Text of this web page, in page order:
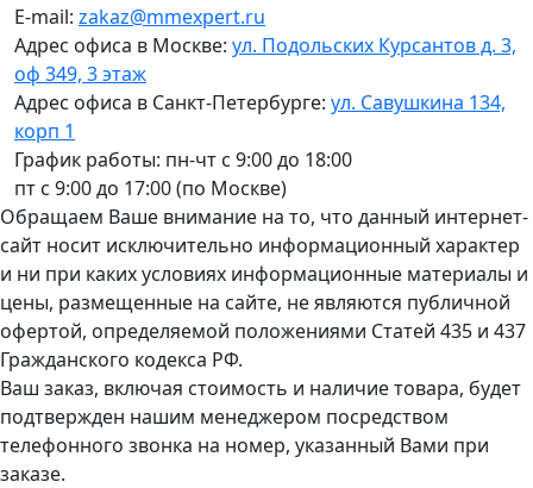
E-mail: zakaz@mmexpert.ru
Адрес офиса в Москве: ул. Подольских Курсантов д. 3,
оф 349, 3 этаж
Адрес офиса в Санкт-Петербурге: ул. Савушкина 134,
корп 1
График работы: пн-чт с 9:00 до 18:00
пт с 9:00 до 17:00 (по Москве)
Обращаем Ваше внимание на то, что данный интернет-
сайт носит исключительно информационный характер
и ни при каких условиях информационные материалы и
цены, размещенные на сайте, не являются публичной
офертой, определяемой положениями Статей 435 и 437
Гражданского кодекса РФ.
Ваш заказ, включая стоимость и наличие товара, будет
подтвержден нашим менеджером посредством
телефонного звонка на номер, указанный Вами при
заказе.